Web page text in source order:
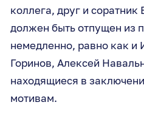
коллега, друг и
должен быть отпущен из
немедленно, равно как и
Горинов, Алексей
находящиеся в
мотивам.